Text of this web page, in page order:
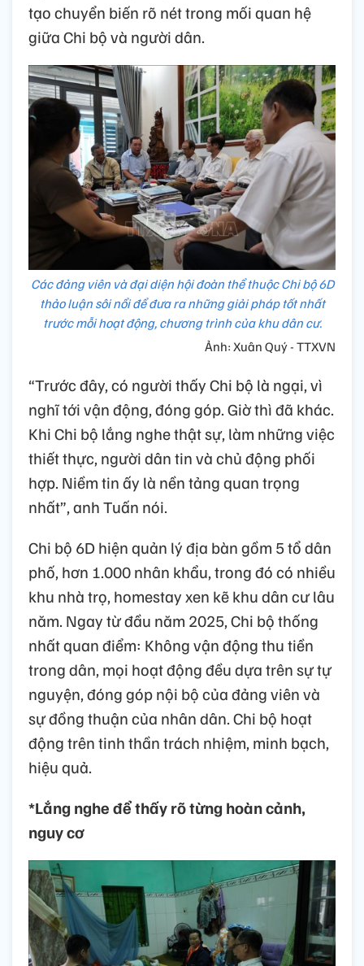
tạo chuyển biến rõ nét trong mối quan hệ
giữa Chi bộ và người dân.
Các đảng viên và đại diện hội đoàn thể thuộc Chi bộ 6D
thảo luận sôi nổi để đưa ra những giải pháp tốt nhất
trước mỗi hoạt động, chương trình của khu dân cư.
Ảnh: Xuân Quý - TTXVN
“Trước đây, có người thấy Chi bộ là ngại, vì
nghĩ tới vận động, đóng góp. Giờ thì đã khác.
Khi Chi bộ lắng nghe thật sự, làm những việc
thiết thực, người dân tin và chủ động phối
hợp. Niềm tin ấy là nền tảng quan trọng
nhất”, anh Tuấn nói.
Chi bộ 6D hiện quản lý địa bàn gồm 5 tổ dân
phố, hơn 1.000 nhân khẩu, trong đó có nhiều
khu nhà trọ, homestay xen kẽ khu dân cư lâu
năm. Ngay từ đầu năm 2025, Chi bộ thống
nhất quan điểm: Không vận động thu tiền
trong dân, mọi hoạt động đều dựa trên sự tự
nguyện, đóng góp nội bộ của đảng viên và
sự đồng thuận của nhân dân. Chi bộ hoạt
động trên tinh thần trách nhiệm, minh bạch,
hiệu quả.
*Lắng nghe để thấy rõ từng hoàn cảnh,
nguy cơ